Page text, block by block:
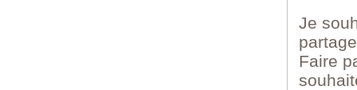
Je
Faire